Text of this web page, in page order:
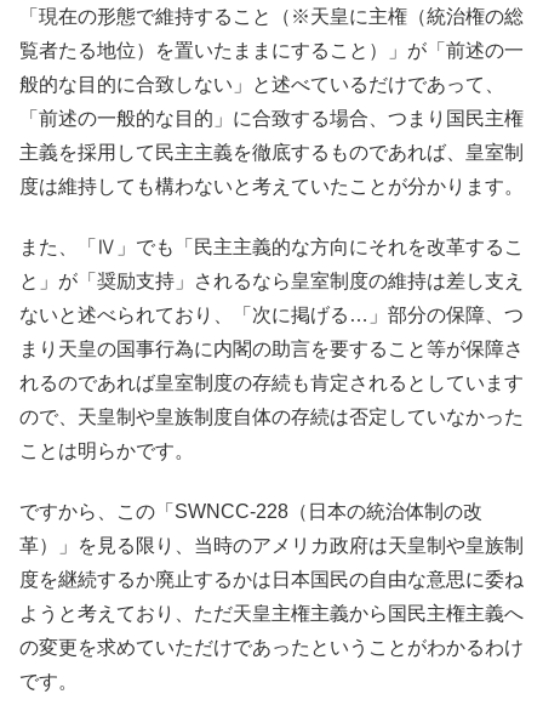
「現在の形態で維持すること（※天皇に主権（統治権の総
覧者たる地位）を置いたままにすること）」が「前述の一
般的な目的に合致しない」と述べているだけであって、
「前述の一般的な目的」に合致する場合、つまり国民主権
主義を採用して民主主義を徹底するものであれば、皇室制
度は維持しても構わないと考えていたことが分かります。
また、「Ⅳ」でも「民主主義的な方向にそれを改革するこ
と」が「奨励支持」されるなら皇室制度の維持は差し支え
ないと述べられており、「次に掲げる…」部分の保障、つ
まり天皇の国事行為に内閣の助言を要すること等が保障さ
れるのであれば皇室制度の存続も肯定されるとしています
ので、天皇制や皇族制度自体の存続は否定していなかった
ことは明らかです。
ですから、この「SWNCC-228（日本の統治体制の改
革）」を見る限り、当時のアメリカ政府は天皇制や皇族制
度を継続するか廃止するかは日本国民の自由な意思に委ね
ようと考えており、ただ天皇主権主義から国民主権主義へ
の変更を求めていただけであったということがわかるわけ
です。